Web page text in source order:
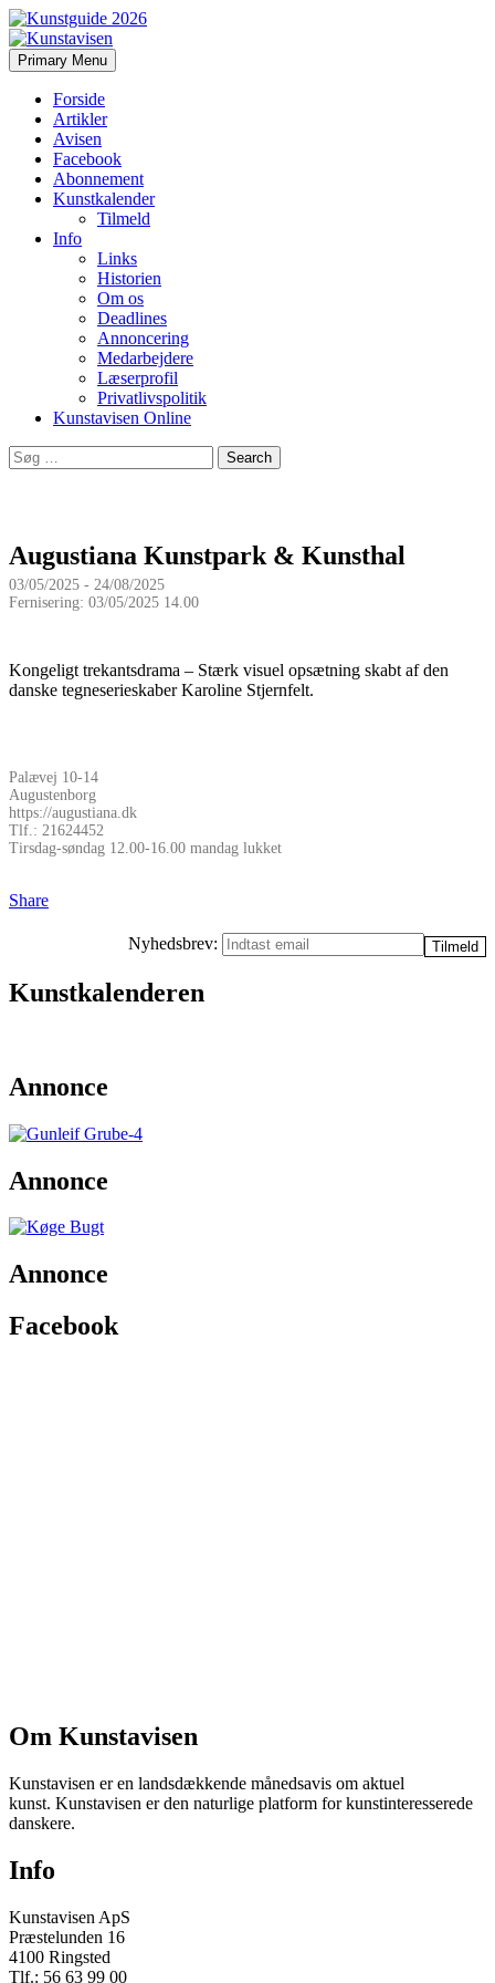
Kunstavisen
Search
Primary Menu Skip
to
Forside
Artikler
Avisen
Facebook
Abonnement
Kunstkalender
Tilmeld
Info
Links
Historien
Om os
Deadlines
Annoncering
Medarbejdere
Læserprofil
Privatlivspolitik
Kunstavisen Online
Search
for:
Augustiana Kunstpark & Kunsthal
03/05/2025 - 24/08/2025
Fernisering: 03/05/2025 14.00
Kongeligt trekantsdrama – Stærk visuel opsætning skabt af den
danske tegneserieskaber Karoline Stjernfelt.
Palævej 10-14
Augustenborg
https://augustiana.dk
Tlf.: 21624452
Tirsdag-søndag 12.00-16.00 mandag lukket
Share
Nyhedsbrev:
Kunstkalenderen
Annonce
Annonce
Annonce
Facebook
Om Kunstavisen
Kunstavisen er en landsdækkende månedsavis om aktuel
kunst. Kunstavisen er den naturlige platform for kunstinteresserede
danskere.
Info
Kunstavisen ApS
Præstelunden 16
4100 Ringsted
Tlf.: 56 63 99 00